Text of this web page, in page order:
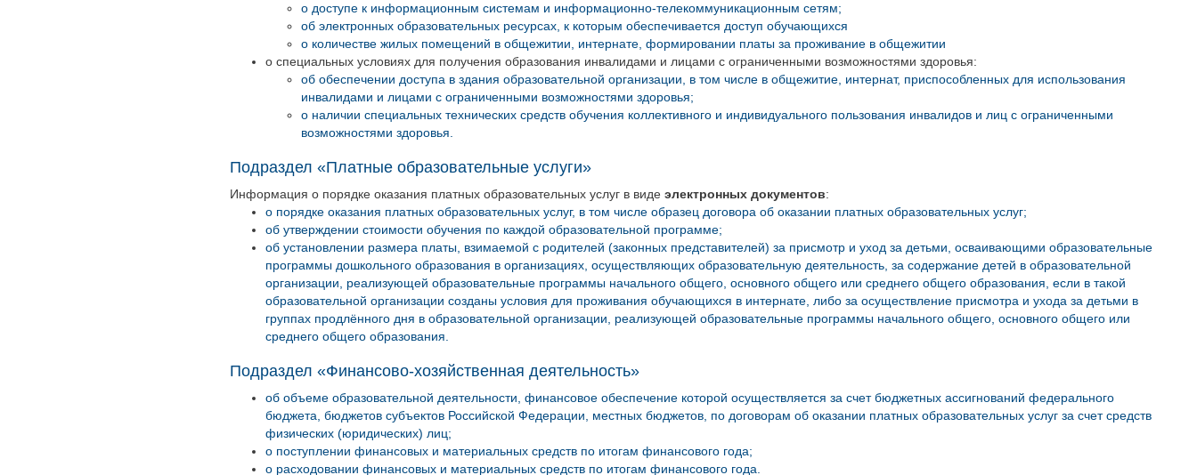
о доступе к информационным системам и информационно-телекоммуникационным сетям;
об электронных образовательных ресурсах, к которым обеспечивается доступ обучающихся
о количестве жилых помещений в общежитии, интернате, формировании платы за проживание в общежитии
о специальных условиях для получения образования инвалидами и лицами с ограниченными возможностями здоровья:
об обеспечении доступа в здания образовательной организации, в том числе в общежитие, интернат, приспособленных для использования
инвалидами и лицами с ограниченными возможностями здоровья;
о наличии специальных технических средств обучения коллективного и индивидуального пользования инвалидов и лиц с ограниченными
возможностями здоровья.
Подраздел «Платные образовательные услуги»
Информация о порядке оказания платных образовательных услуг в виде электронных документов:
о порядке оказания платных образовательных услуг, в том числе образец договора об оказании платных образовательных услуг;
об утверждении стоимости обучения по каждой образовательной программе;
об установлении размера платы, взимаемой с родителей (законных представителей) за присмотр и уход за детьми, осваивающими образовательные
программы дошкольного образования в организациях, осуществляющих образовательную деятельность, за содержание детей в образовательной
организации, реализующей образовательные программы начального общего, основного общего или среднего общего образования, если в такой
образовательной организации созданы условия для проживания обучающихся в интернате, либо за осуществление присмотра и ухода за детьми в
группах продлённого дня в образовательной организации, реализующей образовательные программы начального общего, основного общего или
среднего общего образования.
Подраздел «Финансово-хозяйственная деятельность»
об объеме образовательной деятельности, финансовое обеспечение которой осуществляется за счет бюджетных ассигнований федерального
бюджета, бюджетов субъектов Российской Федерации, местных бюджетов, по договорам об оказании платных образовательных услуг за счет средств
физических (юридических) лиц;
о поступлении финансовых и материальных средств по итогам финансового года;
о расходовании финансовых и материальных средств по итогам финансового года.